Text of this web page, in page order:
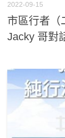
2022-09-15
市區行者
Jacky 哥對